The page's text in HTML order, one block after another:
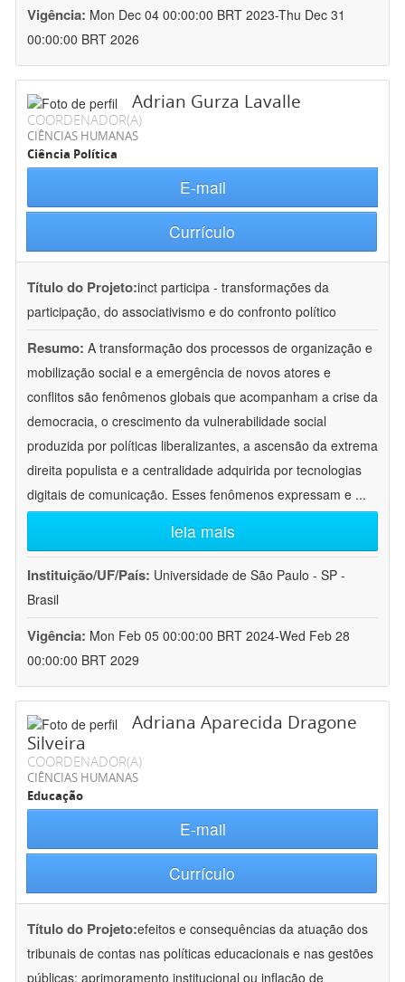
Vigência: Mon Dec 04 00:00:00 BRT 2023-Thu Dec 31
00:00:00 BRT 2026
Adrian Gurza Lavalle
COORDENADOR(A)
CIÊNCIAS HUMANAS
Ciência Política
E-mail
Currículo
Título do Projeto:inct participa - transformações da
participação, do associativismo e do confronto político
Resumo: A transformação dos processos de organização e
mobilização social e a emergência de novos atores e
conflitos são fenômenos globais que acompanham a crise da
democracia, o crescimento da vulnerabilidade social
produzida por políticas liberalizantes, a ascensão da extrema
direita populista e a centralidade adquirida por tecnologias
digitais de comunicação. Esses fenômenos expressam e ...
leia mais
Instituição/UF/País: Universidade de São Paulo - SP -
Brasil
Vigência: Mon Feb 05 00:00:00 BRT 2024-Wed Feb 28
00:00:00 BRT 2029
Adriana Aparecida Dragone
Silveira
COORDENADOR(A)
CIÊNCIAS HUMANAS
Educação
E-mail
Currículo
Título do Projeto:efeitos e consequências da atuação dos
tribunais de contas nas políticas educacionais e nas gestões
públicas: aprimoramento institucional ou inflação de